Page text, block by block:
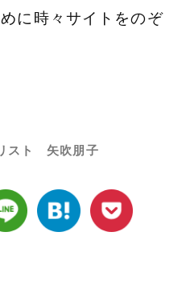
に時々サイトをのぞ
スト 矢吹朋子